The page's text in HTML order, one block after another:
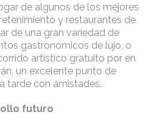
de algunos de los mejores
y restaurantes de
de una gran variedad de
gastronómicos de lujo, o
artístico gratuito por en
un excelente punto de
tarde con amistades.
futuro